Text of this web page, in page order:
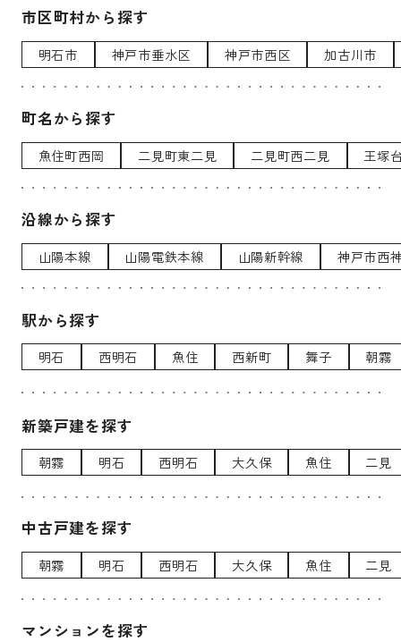
市区町村から探す
明石市 神戸市垂水区 神戸市西区 加古川市
町名から探す
魚住町西岡 二見町東二見 二見町西二見 王塚
沿線から探す
山陽本線 山陽電鉄本線 山陽新幹線 神戸市西
駅から探す
明石 西明石 魚住 西新町 舞子 朝霧
新築戸建を探す
朝霧 明石 西明石 大久保 魚住 二見
中古戸建を探す
朝霧 明石 西明石 大久保 魚住 二見
マンションを探す